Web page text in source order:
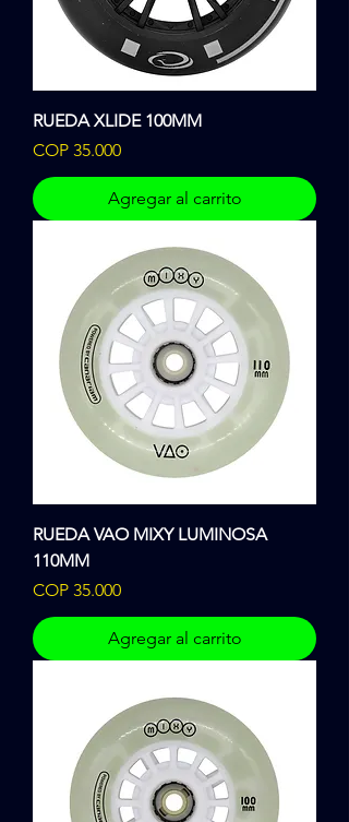
RUEDA XLIDE 100MM
Precio
COP 35.000
Agregar al carrito
RUEDA VAO MIXY LUMINOSA
110MM
Precio
COP 35.000
Agregar al carrito